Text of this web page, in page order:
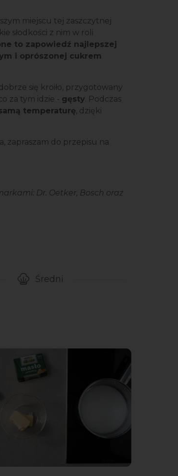
miejscu tej zaszczytnej
słodkości z nim w roli
to zapowiedź najlepszej
i oprószonej cukrem
się kroiło, przygotowany
za tym idzie - gęsty. Podczas
temperaturę, dzięki
zapraszam do przepisu na
Dr. Oetker, Bosch oraz
Średni